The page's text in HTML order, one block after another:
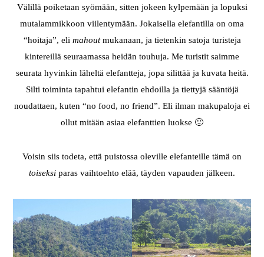
Välillä poiketaan syömään, sitten jokeen kylpemään ja lopuksi
mutalammikkoon viilentymään. Jokaisella elefantilla on oma
“hoitaja”, eli mahoutmukanaan, ja tietenkin satoja turisteja
kintereillä seuraamassa heidän touhuja. Me turistit saimme
seurata hyvinkin läheltä elefantteja, jopa silittää ja kuvata heitä.
Silti toiminta tapahtui elefantin ehdoilla ja tiettyjä sääntöjä
noudattaen, kuten “no food, no friend”. Eli ilman makupaloja ei
ollut mitään asiaa elefanttien luokse 🙂
Voisin siis todeta, että puistossa oleville elefanteille tämä on
toiseksi paras vaihtoehto elää, täyden vapauden jälkeen.